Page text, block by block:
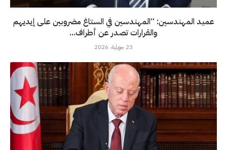
عميد المهندسين: “المهندسين في الستاغ مضروبين على إيديهم
والقرارات تصدر عن أطراف...
23 جويلية، 2026